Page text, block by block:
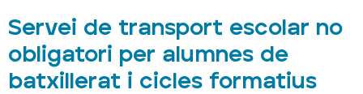
Servei de transport escolar no
obligatori per alumnes de
batxillerat i cicles formatius